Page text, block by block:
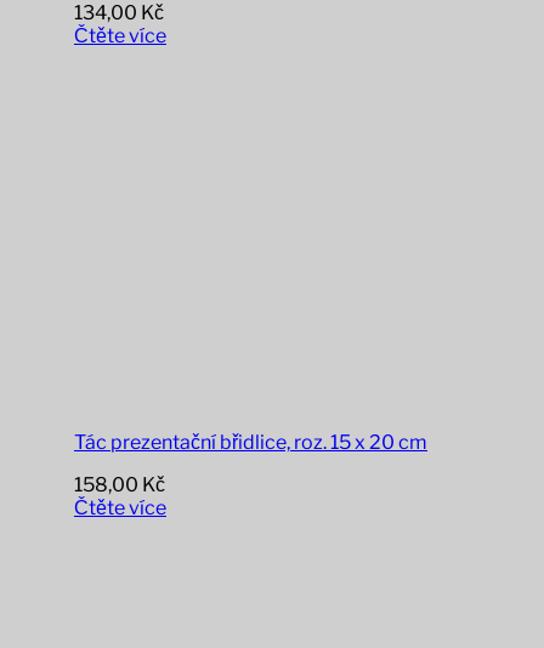
134,00 Kč
Čtěte více
Tác prezentační břidlice, roz. 15 x 20 cm
158,00 Kč
Čtěte více